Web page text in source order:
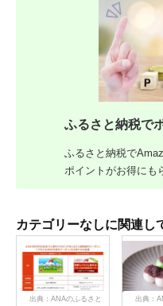
ふるさと納税で
ふるさと納税で
ポイントがお得にも
カテゴリーなしに関連し
出典：ANAのふるさと
出典：